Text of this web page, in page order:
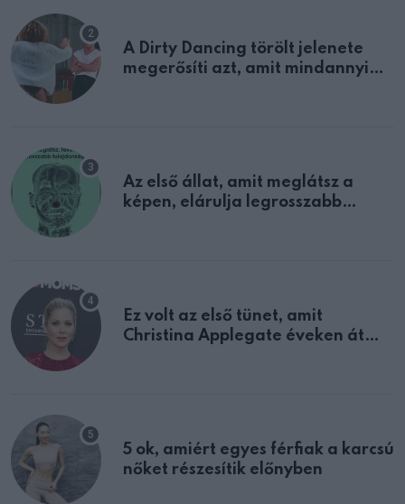
A Dirty Dancing törölt jelenete
megerősíti azt, amit mindannyian
Az első állat, amit meglátsz a
képen, elárulja legrosszabb
Ez volt az első tünet, amit
Christina Applegate éveken át
5 ok, amiért egyes férfiak a karcsú
nőket részesítik előnyben